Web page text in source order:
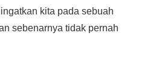
kita pada sebuah
sebenarnya tidak pernah